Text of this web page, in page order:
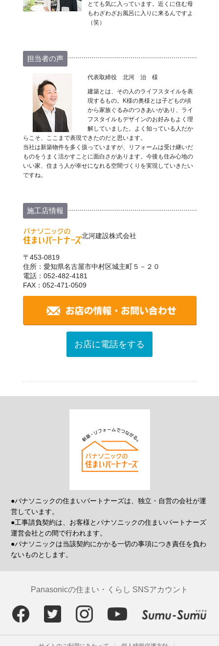
とても気に入っています。近くに住む母
もわざわざお風呂に入りに来るんですよ
（笑）
担当者の声
代表取締役 北河 治 様
建築とは、その人のライフスタイルを表
現するもの。K様の奥様とは子どもの頃
から家族ぐるみのつきあいがあり、ライ
フスタイルもデザインのお好みもよく理
解していました。よく知っている人だか
らこそ、ここまで表現できたのだと思います。
当社は新築物件を多く扱っていますが、リフォームは受け継いだ
ものをうまく活かすことに面白さがあります。今後も住み心地の
いい家、住まう人が幸せになれる空間づくりを実現していきたい
ですね。
施工店情報
北河建設株式会社
〒453-0819
住所：愛知県名古屋市中村区城主町５－２０
電話：052-482-4181
FAX：052-471-0509
お店に電話をする
●パナソニックの住まいパートナーズは、独立・自営の会社が運
営しています。
●工事請負契約は、お客様とパナソニックの住まいパートナーズ
運営会社との間で行われます。
●パナソニックは当該契約にかかる一切の事項につき責任を負わ
ないものとします。
Panasonicの住まい・くらし SNSアカウント